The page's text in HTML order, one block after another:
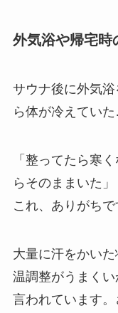
外気浴や帰宅時
サウナ後に外気
ら体が冷えてい
「整ってたら寒
らそのままいた」
これ、ありがちで
大量に汗をかい
温調整がうまく
言われています